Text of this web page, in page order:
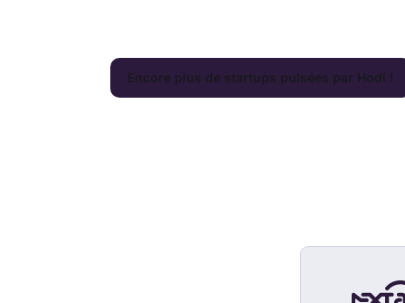
Encore plus de startups pulsées par Hodi !